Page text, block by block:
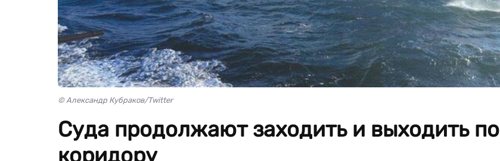
© Александр Кубраков/Twitter
Суда продолжают заходить и выходить по
коридору